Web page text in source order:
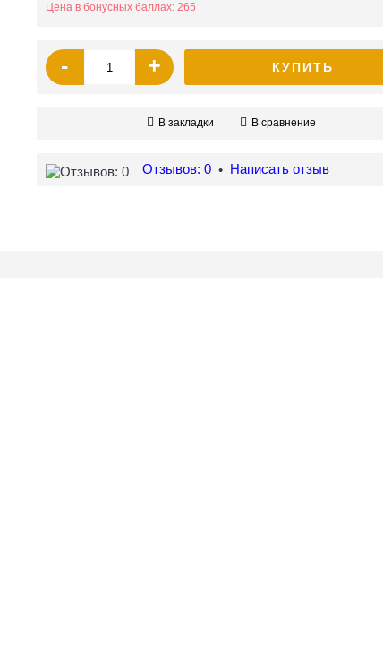
Цена в бонусных баллах: 265
- + КУПИТЬ
В закладки В сравнение
Отзывов: 0 • Написать отзыв